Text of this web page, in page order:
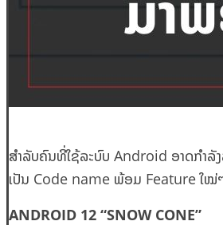
ສຳລັບຄົນທີ່ໃຊ້ລະບົບ Android ອາດກຳລັ
ເປັນ Code name ພ້ອມ Feature ໃໝ່
ANDROID 12 “SNOW CONE”